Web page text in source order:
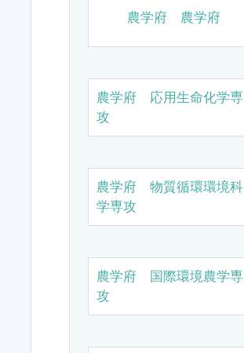
農学府 農学府
農学府 応用生命化学専
攻
農学府 物質循環環境科
学専攻
農学府 国際環境農学専
攻